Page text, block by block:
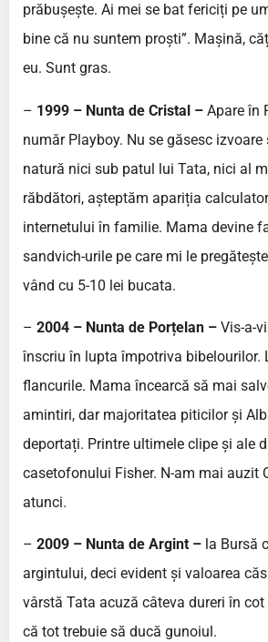
prăbușește. Ai mei se bat fericiți pe
bine că nu suntem proști”. Mașină,
eu. Sunt gras.
– 1999 – Nunta de Cristal – Apare în
număr Playboy. Nu se găsesc izvoare
natură nici sub patul lui Tata, nici al
răbdători, așteptăm apariția
internetului în familie. Mama devine
sandvich-urile pe care mi le
vând cu 5-10 lei bucata.
– 2004 – Nunta de Porțelan – Vis-a-
înscriu în lupta împotriva bibelourilor.
flancurile. Mama încearcă să mai
amintiri, dar majoritatea piticilor și
deportați. Printre ultimele clipe și ale
casetofonului Fisher. N-am mai auzit
atunci.
– 2009 – Nunta de Argint – la Bursă
argintului, deci evident și valoarea
vârstă Tata acuză câteva dureri în
că tot trebuie să ducă gunoiul.